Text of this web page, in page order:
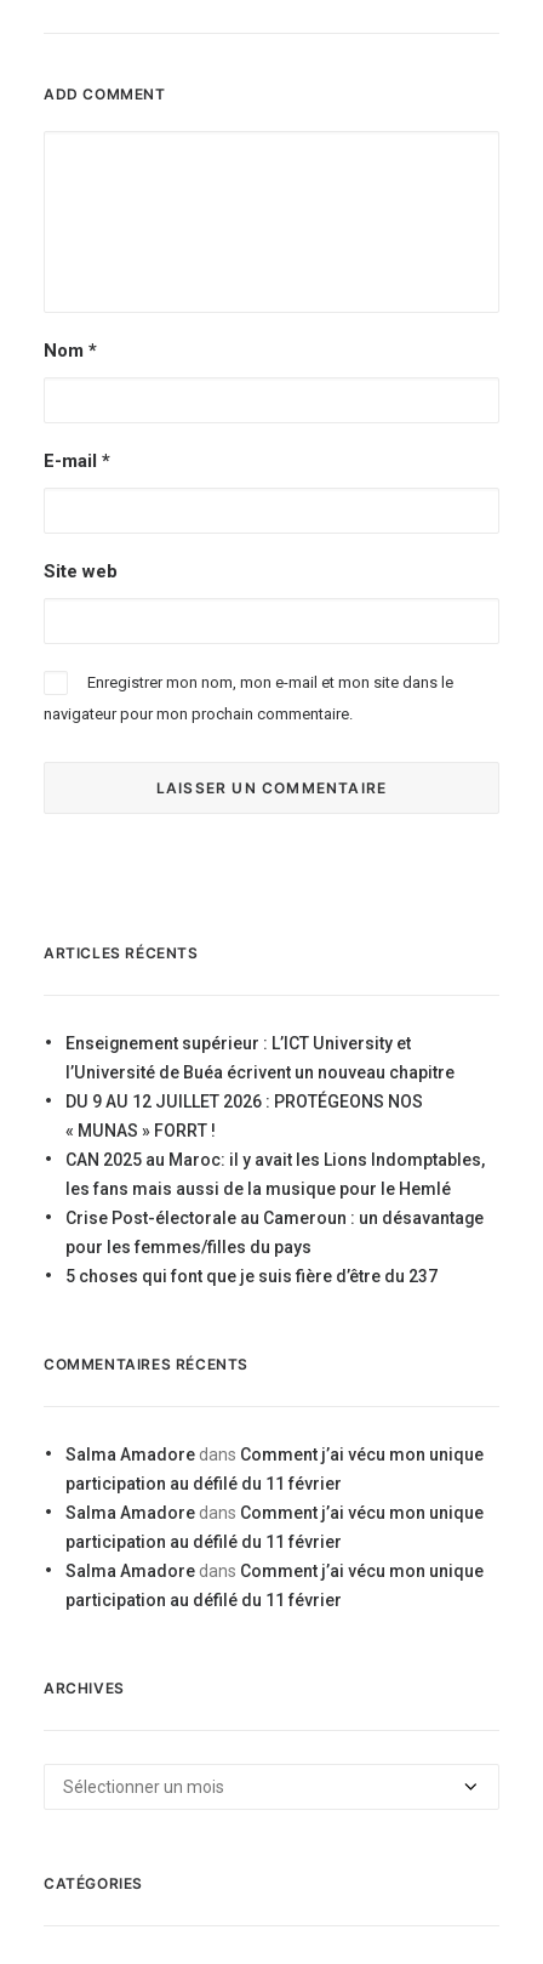
ADD COMMENT
Nom *
E-mail *
Site web
Enregistrer mon nom, mon e-mail et mon site dans le
navigateur pour mon prochain commentaire.
ARTICLES RÉCENTS
Enseignement supérieur : L’ICT University et
l’Université de Buéa écrivent un nouveau chapitre
DU 9 AU 12 JUILLET 2026 : PROTÉGEONS NOS
« MUNAS » FORRT !
CAN 2025 au Maroc: il y avait les Lions Indomptables,
les fans mais aussi de la musique pour le Hemlé
Crise Post-électorale au Cameroun : un désavantage
pour les femmes/filles du pays
5 choses qui font que je suis fière d’être du 237
COMMENTAIRES RÉCENTS
Salma Amadore dans Comment j’ai vécu mon unique
participation au défilé du 11 février
Salma Amadore dans Comment j’ai vécu mon unique
participation au défilé du 11 février
Salma Amadore dans Comment j’ai vécu mon unique
participation au défilé du 11 février
ARCHIVES
Archives
CATÉGORIES